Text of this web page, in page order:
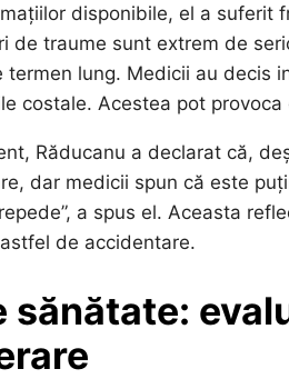
disponibile, el a suferit
de traume sunt extrem de
termen lung. Medicii au decis
costale. Acestea pot
Răducanu a declarat că,
dar medicii spun că este
a spus el. Aceasta
de accidentare.
sănătate: